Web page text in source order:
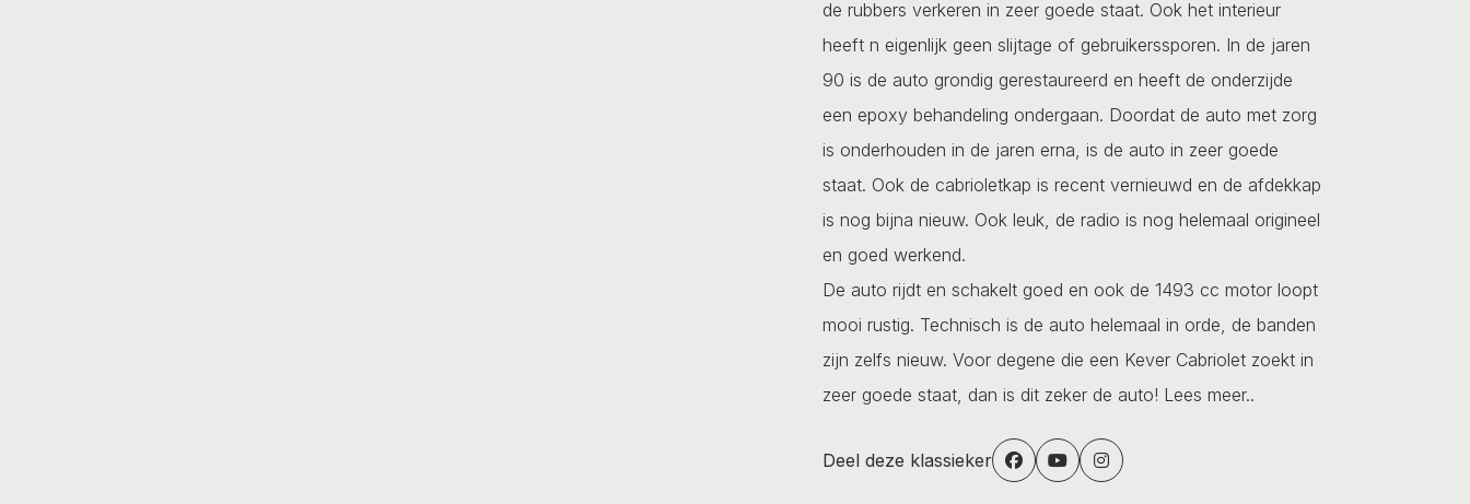
de rubbers verkeren in zeer goede staat. Ook het interieur
heeft n eigenlijk geen slijtage of gebruikerssporen. In de jaren
90 is de auto grondig gerestaureerd en heeft de onderzijde
een epoxy behandeling ondergaan. Doordat de auto met zorg
is onderhouden in de jaren erna, is de auto in zeer goede
staat. Ook de cabrioletkap is recent vernieuwd en de afdekkap
is nog bijna nieuw. Ook leuk, de radio is nog helemaal origineel
en goed werkend.
De auto rijdt en schakelt goed en ook de 1493 cc motor loopt
mooi rustig. Technisch is de auto helemaal in orde, de banden
zijn zelfs nieuw. Voor degene die een Kever Cabriolet zoekt in
zeer goede staat, dan is dit zeker de auto! Lees meer..
Deel deze klassieker